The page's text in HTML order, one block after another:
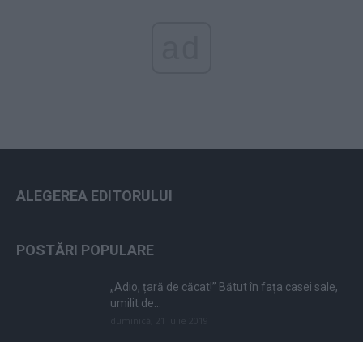
ALEGEREA EDITORULUI
POSTĂRI POPULARE
„Adio, țară de căcat!” Bătut în fața casei sale,
umilit de...